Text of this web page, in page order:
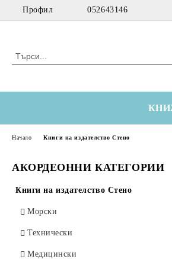
Профил 052643146
АКОРДЕОННИ КАТЕГОРИИ
Книги на издателство Стено
Морски
Технически
Медицински
Начало Книги на издателство Стено